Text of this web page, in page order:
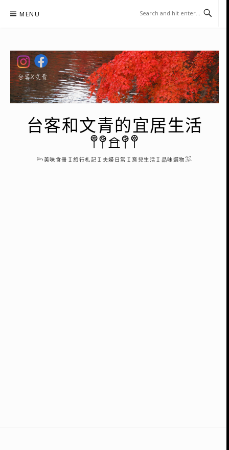
MENU
台客和文青的宜居生活
𖤣𖤥𖠿𖤥𖤣
𓆸美味食冊Ｉ旅行札記Ｉ夫婦日常Ｉ育兒生活Ｉ品味選物𓅮